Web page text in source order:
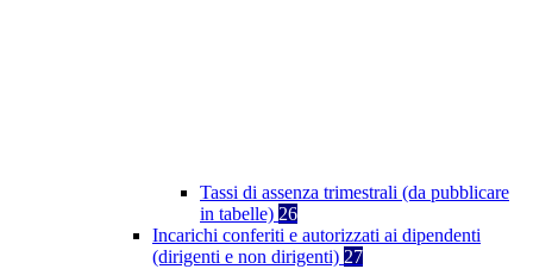
Tassi di assenza trimestrali (da pubblicare
in tabelle) 26
Incarichi conferiti e autorizzati ai dipendenti
(dirigenti e non dirigenti) 27